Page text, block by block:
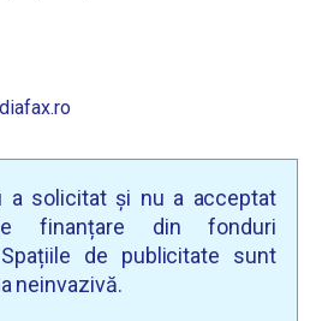
a solicitat și nu a acceptat
finanțare din fonduri
Spațiile de publicitate sunt
neinvazivă.